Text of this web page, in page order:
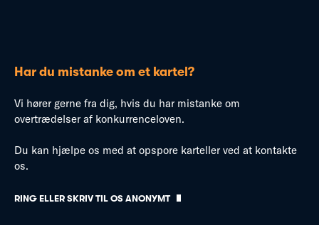
Har du mistanke om et kartel?
Vi hører gerne fra dig, hvis du har mistanke om
overtrædelser af konkurrenceloven.
Du kan hjælpe os med at opspore karteller ved at kontakte
os.
RING ELLER SKRIV TIL OS ANONYMT